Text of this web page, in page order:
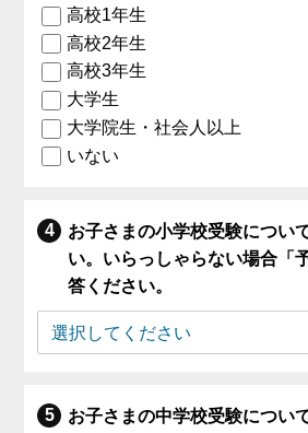
高校1年生
高校2年生
高校3年生
大学生
大学院生・社会人以上
いない
お子さまの小学校受験につい
い。いらっしゃらない場合「
答ください。
お子さまの中学校受験につい